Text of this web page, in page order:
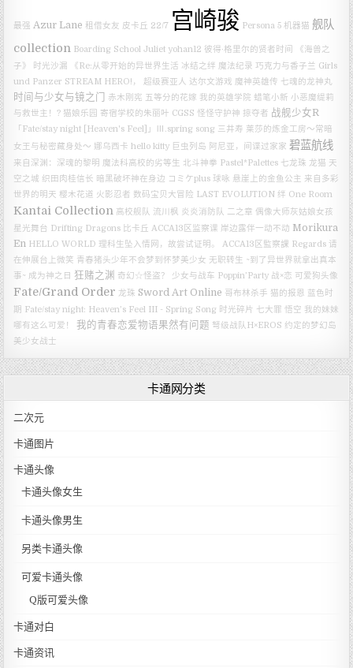
最强 Azur Lane 租借女友 皮卡丘 22/7 宫崎骏 Persona 5 机器猫 舰队
collection Boarding School Juliet yohan12 彼得·格里尔的贤者时间
《海兽之
子》
时光沙漏 《Re:从零开始的异世界生活 冰结之绊 魔法纪录 巧克力与香子兰 Girls
und Panzer STREAM HERO!， 超级赛亚人 达尔文游戏 魔神英雄传 七魂的龙神丸
时间与少女与镜之门 赤木刚宪 五等分的花嫁 我的英雄学院 蜡笔小新 小恶魔缇莉
与救世主！? 猫娘乐园 寄宿学校的朱丽叶 CGSS 怪怪守护神 掠夺者 战舰少女R
「Fate/stay night [Heaven's Feel]」Ⅲ.spring song 三井寿 莱莎的炼金工房～常暗
女王与秘密藏身处～ 娜乌西卡 hello kitty 巨虫列岛 阿尼亚，间谍过家家 碧蓝航线
来自深渊：深魂的黎明 魔法科高校的劣等生 北斗神拳 Pastel*Palettes 七龙珠 龙猫 天
空之城 织田肉桂信长 暗黑破坏神在身边 コミケplus 球咏 悬崖上的金鱼公主 来自多彩
世界的明天 樱木花道 火影忍者 数码宝贝大冒险 LAST EVOLUTION 绊 One Room
Kantai Collection 高校舰队 流川枫 炎炎消防队 二之章 偶像大师灰姑娘女孩
星光舞台 Drifting Dragons 比卡丘 ACCA13区监察课 岸边露伴一动不动 Morikura
En HELLO WORLD 理科生坠入情网，故尝试证明。 ACCA13区監察課 Regards 请
在伸展台上微笑 青春猪头少年不会梦到怀梦美少女 无职转生 ~到了异世界就拿出真本
事~ 成为神之日 狂赌之渊 奇幻☆怪盗？ 少女与战车 Poppin’Party 战×恋 可爱狗头像
Fate/Grand Order 龙珠 Sword Art Online 哥布林杀手 猫的报恩 蓝色时
期 Fate/stay night: Heaven’s Feel III - Spring Song 时光碎片 七大罪 悟空 我的妹妹
哪有这么可爱！
我的青春恋爱物语果然有问题 弩级战队H×EROS 约定的梦幻岛
美少女战士
卡通网分类
二次元
卡通图片
卡通头像
卡通头像女生
卡通头像男生
另类卡通头像
可爱卡通头像
Q版可爱头像
卡通对白
卡通资讯